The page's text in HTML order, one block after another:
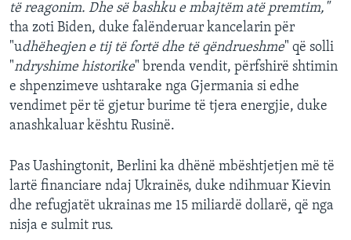
të reagonim. Dhe së bashku e mbajtëm atë premtim,"
tha zoti Biden, duke falënderuar kancelarin për
"udhëheqjen e tij të fortë dhe të qëndrueshme" që solli
"ndryshime historike" brenda vendit, përfshirë shtimin
e shpenzimeve ushtarake nga Gjermania si edhe
vendimet për të gjetur burime të tjera energjie, duke
anashkaluar kështu Rusinë.
Pas Uashingtonit, Berlini ka dhënë mbështjetjen më të
lartë financiare ndaj Ukrainës, duke ndihmuar Kievin
dhe refugjatët ukrainas me 15 miliardë dollarë, që nga
nisja e sulmit rus.